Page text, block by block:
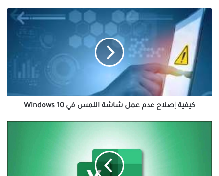
كيفية
إصلاح
عدم
شاشة
اللمس
Windows
10
كيفية إصلاح عدم عمل شاشة اللمس في Windows 10